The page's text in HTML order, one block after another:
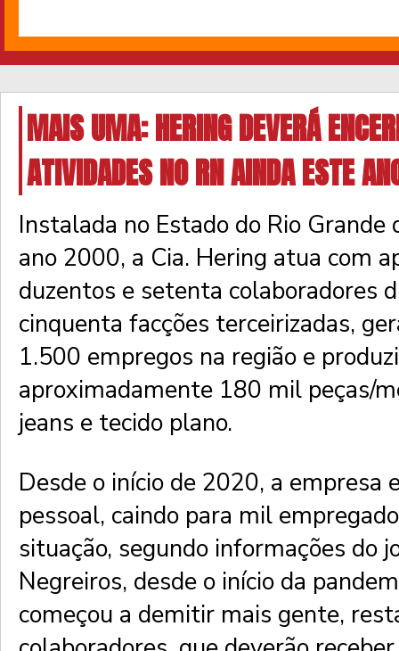
MAIS UMA: HERING DEVERÁ
ATIVIDADES NO RN AINDA ESTE
Instalada no Estado do Rio Grande
ano 2000, a Cia. Hering atua com
duzentos e setenta colaboradores
cinquenta facções terceirizadas,
1.500 empregos na região e
aproximadamente 180 mil peças/
jeans e tecido plano.
Desde o início de 2020, a empresa
pessoal, caindo para mil
situação, segundo informações do
Negreiros, desde o início da
começou a demitir mais gente,